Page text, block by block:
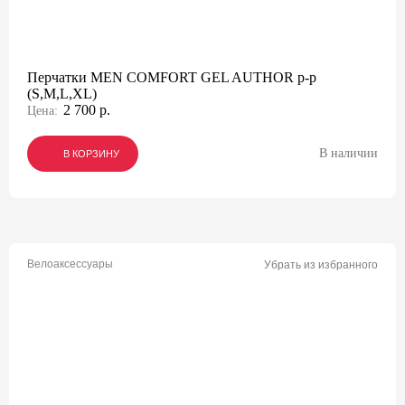
Перчатки MEN COMFORT GEL AUTHOR p-p
(S,M,L,XL)
Цена: 2 700 р.
В КОРЗИНУ
В КОРЗИНУ
В КОРЗИНУ В наличии
Велоаксессуары Убрать из избранного